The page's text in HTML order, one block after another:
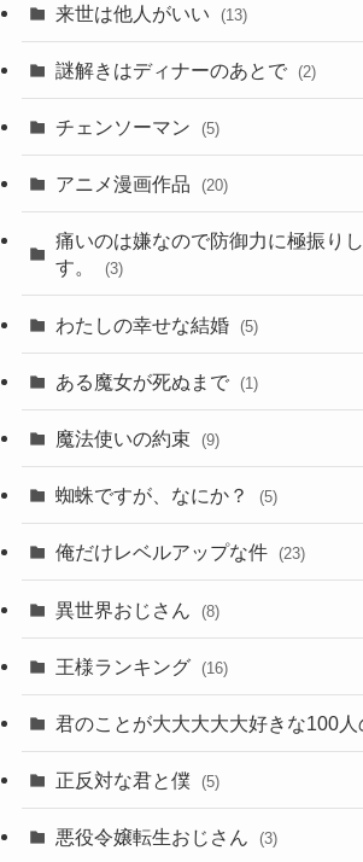
来世は他人がいい (13)
謎解きはディナーのあとで (2)
チェンソーマン (5)
アニメ漫画作品 (20)
痛いのは嫌なので防御力に極振り
す。
(3)
わたしの幸せな結婚 (5)
ある魔女が死ぬまで (1)
魔法使いの約束 (9)
蜘蛛ですが、なにか？ (5)
俺だけレベルアップな件 (23)
異世界おじさん (8)
王様ランキング (16)
君のことが大大大大大好きな100人
正反対な君と僕 (5)
悪役令嬢転生おじさん (3)